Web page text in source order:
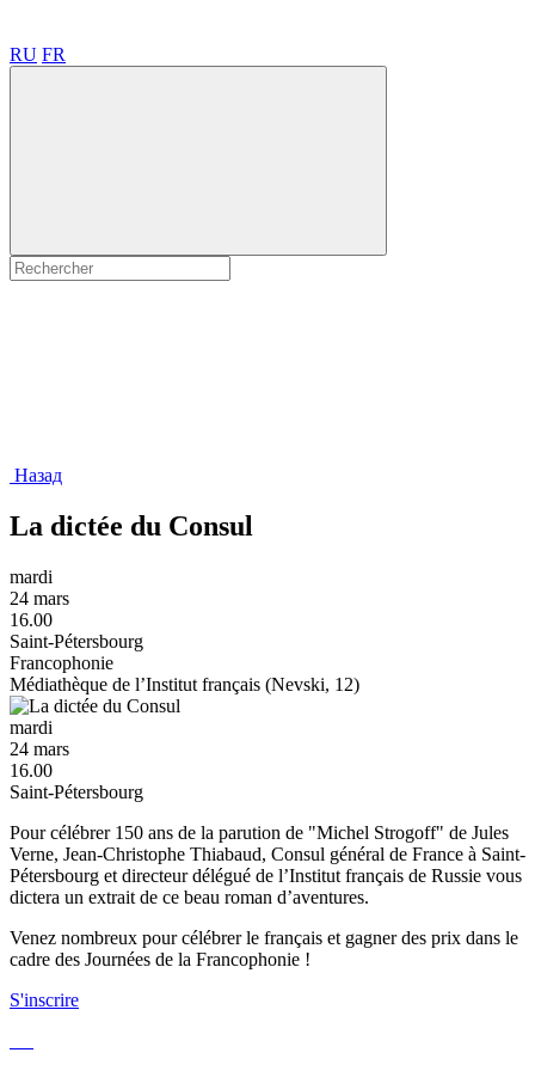
RU FR
Назад
La dictée du Consul
mardi
24 mars
16.00
Saint-Pétersbourg
Francophonie
Médiathèque de l’Institut français (Nevski, 12)
mardi
24 mars
16.00
Saint-Pétersbourg
Pour célébrer 150 ans de la parution de "Michel Strogoff" de Jules
Verne, Jean-Christophe Thiabaud, Consul général de France à Saint-
Pétersbourg et directeur délégué de l’Institut français de Russie vous
dictera un extrait de ce beau roman d’aventures.
Venez nombreux pour célébrer le français et gagner des prix dans le
cadre des Journées de la Francophonie !
S'inscrire